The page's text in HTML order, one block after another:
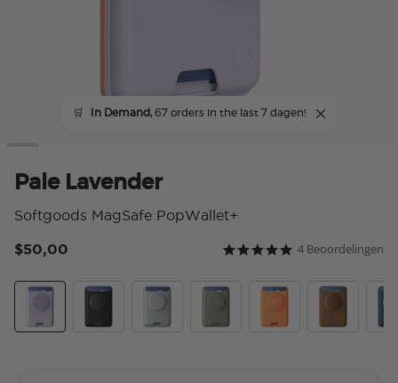
🛒 In Demand,67 orders in the last 7 dagen!
Pale Lavender
Softgoods MagSafe PopWallet+
5 van 5 klantbeoordeling
5.0 star rating4 Beoordelingen
$50,00